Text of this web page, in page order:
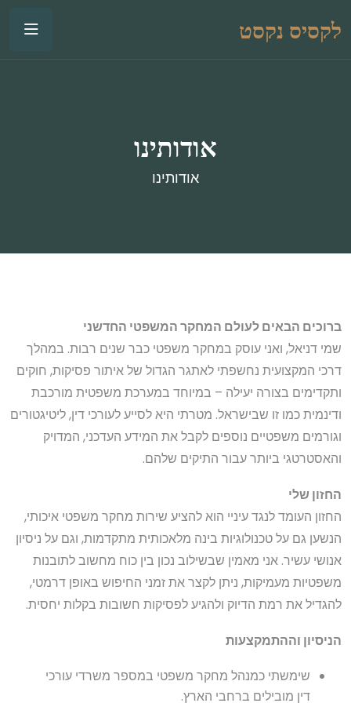
לקסיס נקסט
אודותינו
אודותינו
ברוכים הבאים לעולם המחקר המשפטי החדשני
שמי דניאל, ואני עוסק במחקר משפטי כבר שנים רבות. במהלך
דרכי המקצועית נחשפתי לאתגר הגדול של איתור פסיקות, חוקים
ותקדימים בצורה יעילה – במיוחד במערכת משפטית מורכבת
ודינמית כמו זו שבישראל. מטרתי היא לסייע לעורכי דין, ליטיגטורים
וגורמים משפטיים נוספים לקבל את המידע העדכני, המדויק
והאסטרטגי ביותר עבור התיקים שלהם.
החזון שלי
החזון העומד לנגד עיניי הוא להציע שירות מחקר משפטי איכותי,
הנשען גם על טכנולוגיות בינה מלאכותית מתקדמות, וגם על ניסיון
אנושי עשיר. אני מאמין שבשילוב נכון בין כוח מחשוב לתובנות
משפטיות מעמיקות, ניתן לקצר את זמני החיפוש באופן דרמטי,
להגדיל את רמת הדיוק ולהגיע לפסיקות חשובות בקלות יחסית.
הניסיון וההתמקצעות
שימשתי כמנהל מחקר משפטי במספר משרדי עורכי
דין מובילים ברחבי הארץ.